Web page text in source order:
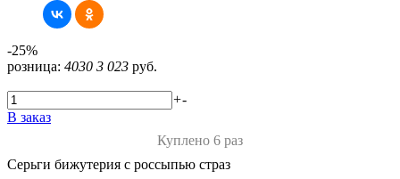
-25%
розница: 4030 3 023 руб.
+-
В заказ
Куплено 6 раз
Серьги бижутерия с россыпью страз